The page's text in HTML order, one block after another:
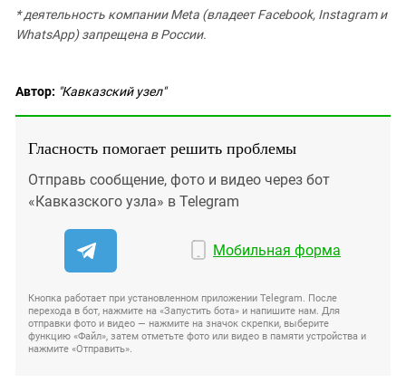
* деятельность компании Meta (владеет Facebook, Instagram и
WhatsApp) запрещена в России.
Автор: "Кавказский узел"
Гласность помогает решить проблемы
Отправь сообщение, фото и видео через бот
«Кавказского узла» в Telegram
Мобильная форма
Кнопка работает при установленном приложении Telegram. После
перехода в бот, нажмите на «Запустить бота» и напишите нам. Для
отправки фото и видео — нажмите на значок скрепки, выберите
функцию «Файл», затем отметьте фото или видео в памяти устройства и
нажмите «Отправить».